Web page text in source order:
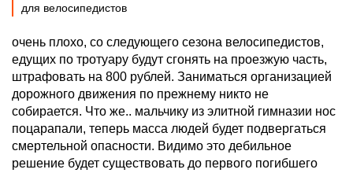
для велосипедистов
очень плохо, со следующего сезона велосипедистов,
едущих по тротуару будут сгонять на проезжую часть,
штрафовать на 800 рублей. Заниматься организацией
дорожного движения по прежнему никто не
собирается. Что же.. мальчику из элитной гимназии нос
поцарапали, теперь масса людей будет подвергаться
смертельной опасности. Видимо это дебильное
решение будет существовать до первого погибшего